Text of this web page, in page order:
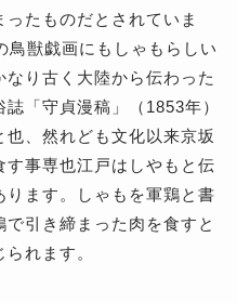
たものだとされていま
鳥獣戯画にもしゃもらしい
り古く大陸から伝わった
「守貞漫稿」（1853年）
、然れども文化以来京坂
事専也江戸はしやもと伝
ます。しゃもを軍鶏と書
引き締まった肉を食すと
れます。